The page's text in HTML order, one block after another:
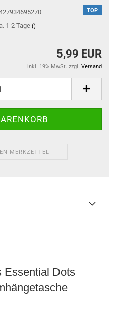
TOP
1-2 Tage ()
5,99 EUR
inkl. 19% MwSt. zzgl. Versand
MERKZETTEL
Essential Dots